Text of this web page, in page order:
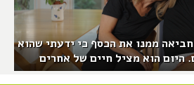
ממנו את הכסף כי ידעתי שהוא
היום הוא מציל חיים של אחרים